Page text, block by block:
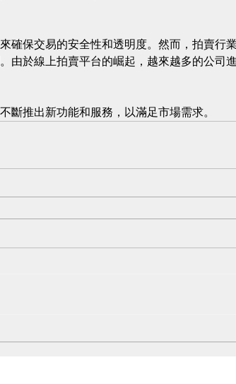
確保交易的安全性和透明度。然而，拍賣行
由於線上拍賣平台的崛起，越來越多的公司
斷推出新功能和服務，以滿足市場需求。